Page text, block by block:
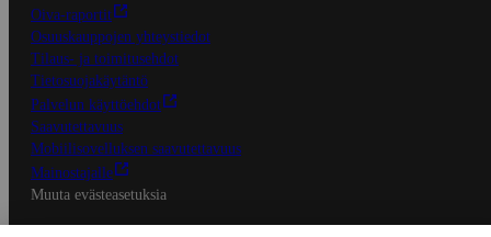
Oiva-raportit
Osuuskauppojen yhteystiedot
Tilaus- ja toimitusehdot
Tietosuojakäytäntö
Palvelun käyttöehdot
Saavutettavuus
Mobiilisovelluksen saavutettavuus
Mainostajalle
Muuta evästeasetuksia